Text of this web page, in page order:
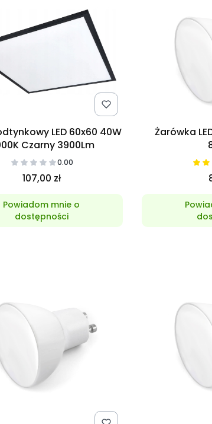
LED 60x60 40W
Czarny 3900Lm
0.00
107,00 zł
Powiadom mnie o
dostępności
Żarówka